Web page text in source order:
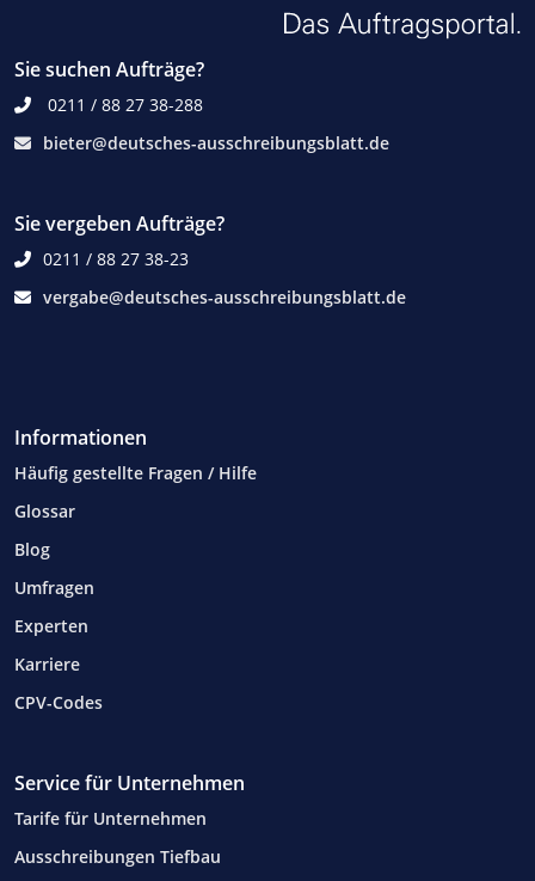
Sie suchen Aufträge?
0211 / 88 27 38-288
bieter@deutsches-ausschreibungsblatt.de
Sie vergeben Aufträge?
0211 / 88 27 38-23
vergabe@deutsches-ausschreibungsblatt.de
Informationen
Häufig gestellte Fragen / Hilfe
Glossar
Blog
Umfragen
Experten
Karriere
CPV-Codes
Service für Unternehmen
Tarife für Unternehmen
Ausschreibungen Tiefbau